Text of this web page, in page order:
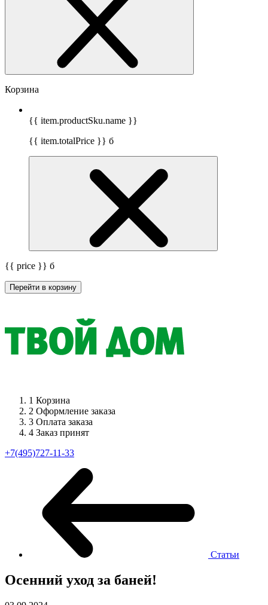
Корзина
{{ item.productSku.name }}
{{ item.totalPrice }} б
{{ price }} б
Перейти в корзину
1 Корзина
2 Оформление заказа
3 Оплата заказа
4 Заказ принят
+7(495)727-11-33
Статьи
Осенний уход за баней!